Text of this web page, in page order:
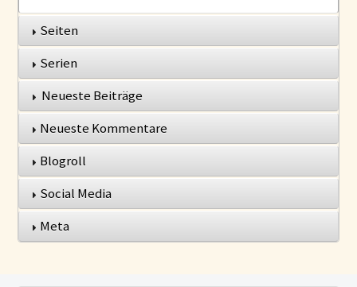
Seiten
Serien
Neueste Beiträge
Neueste Kommentare
Blogroll
Social Media
Meta